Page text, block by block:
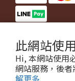
此網站使
Hi, 本網站使用
網站服務，後
解更多
$TWD